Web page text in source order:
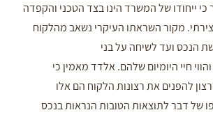
ייחודו של המשרד הינו בצד הטכני והקפדה
מקור השראתו העיקרי נשאב מהלקוח
הנכס ועד לשיחה על בני
חיי היומיום שלהם. אלדד מאמין כי
להפנים את רצונות הלקוח הם אלו
של דבר לתוצאות הטובות הנראות בנכס